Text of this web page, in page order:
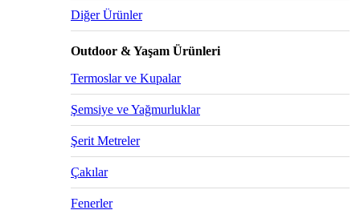
Diğer Ürünler
Outdoor & Yaşam Ürünleri
Termoslar ve Kupalar
Şemsiye ve Yağmurluklar
Şerit Metreler
Çakılar
Fenerler